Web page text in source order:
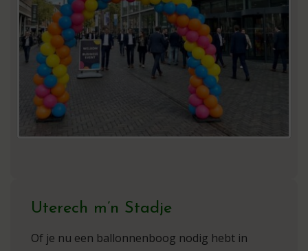
Uterech m’n Stadje
Of je nu een ballonnenboog nodig hebt in